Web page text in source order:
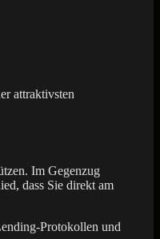
attraktivsten
Im Gegenzug
dass Sie direkt am
Protokollen und